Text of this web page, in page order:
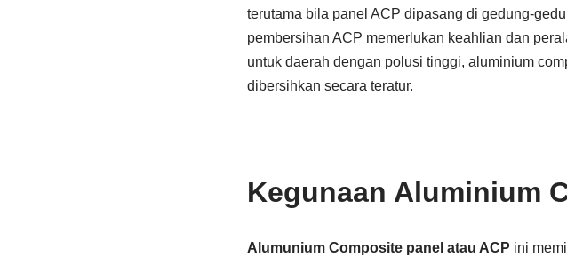
terutama bila panel ACP dipasang di gedung-
pembersihan ACP memerlukan keahlian dan
untuk daerah dengan polusi tinggi, aluminium
dibersihkan secara teratur.
Kegunaan Aluminium
Alumunium Composite panel atau ACP ini